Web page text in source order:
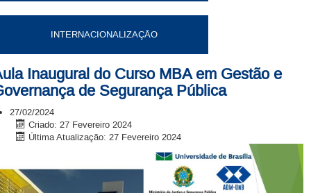
INTERNACIONALIZAÇÃO
Inaugural do Curso MBA em Gestão e
de Segurança Pública
27/02/2024
Criado: 27 Fevereiro 2024
Última Atualização: 27 Fevereiro 2024